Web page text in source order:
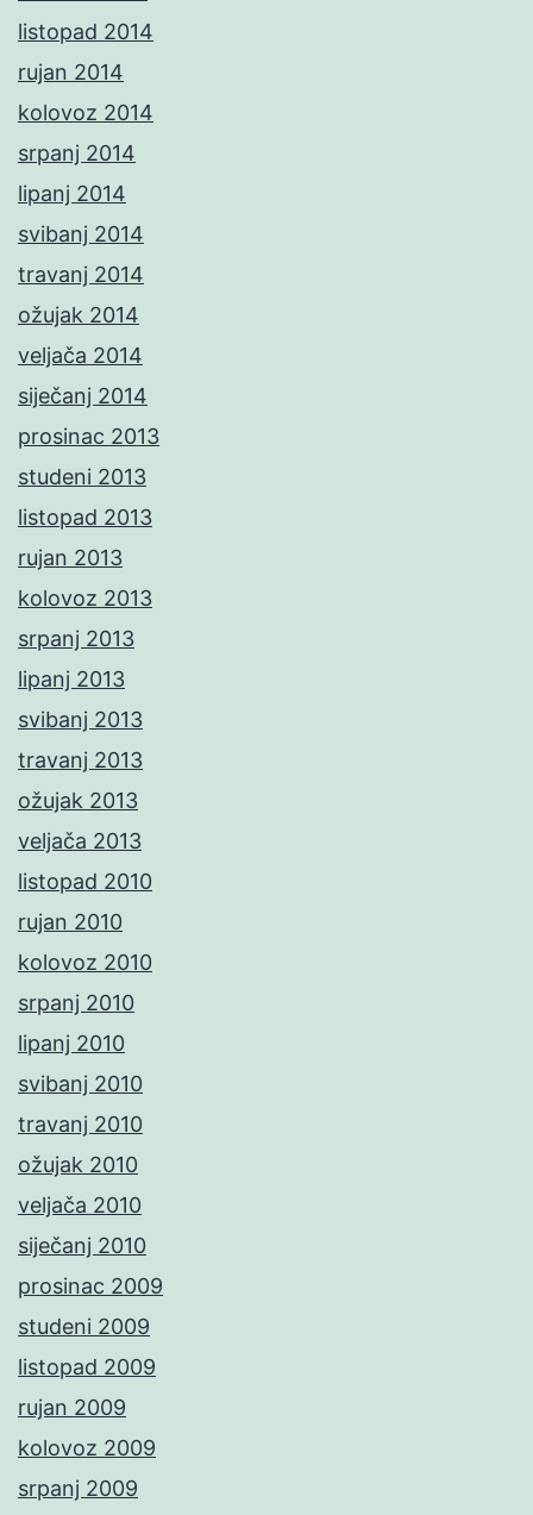
listopad 2014
rujan 2014
kolovoz 2014
srpanj 2014
lipanj 2014
svibanj 2014
travanj 2014
ožujak 2014
veljača 2014
siječanj 2014
prosinac 2013
studeni 2013
listopad 2013
rujan 2013
kolovoz 2013
srpanj 2013
lipanj 2013
svibanj 2013
travanj 2013
ožujak 2013
veljača 2013
listopad 2010
rujan 2010
kolovoz 2010
srpanj 2010
lipanj 2010
svibanj 2010
travanj 2010
ožujak 2010
veljača 2010
siječanj 2010
prosinac 2009
studeni 2009
listopad 2009
rujan 2009
kolovoz 2009
srpanj 2009